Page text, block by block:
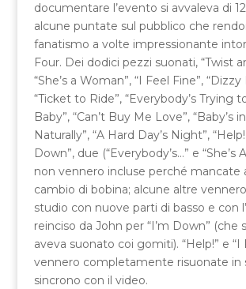
documentare l’evento si avvaleva di
alcune puntate sul pubblico che
fanatismo a volte impressionante
Four. Dei dodici pezzi suonati, “Twist
“She’s a Woman”, “I Feel Fine”,
“Ticket to Ride”, “Everybody’s Trying
Baby”, “Can’t Buy Me Love”, “Baby’s
Naturally”, “A Hard Day’s Night”,
Down”, due (“Everybody’s…” e “She’s
non vennero incluse perché mancate
cambio di bobina; alcune altre
studio con nuove parti di basso e con
reinciso da John per “I’m Down” (che
aveva suonato coi gomiti). “Help!” e “I
vennero completamente risuonate in
sincrono con il video.